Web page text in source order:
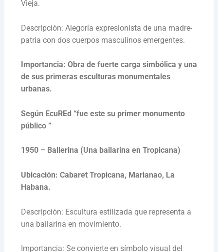
Vieja.
Descripción: Alegoría expresionista de una madre-
patria con dos cuerpos masculinos emergentes.
Importancia: Obra de fuerte carga simbólica y una
de sus primeras esculturas monumentales
urbanas.
Según EcuREd “fue este su primer monumento
público ”
1950 – Ballerina (Una bailarina en Tropicana)
Ubicación: Cabaret Tropicana, Marianao, La
Habana.
Descripción: Escultura estilizada que representa a
una bailarina en movimiento.
Importancia: Se convierte en símbolo visual del